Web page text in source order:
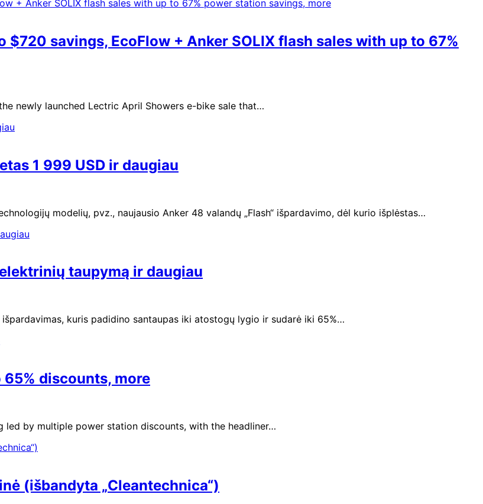
savings, EcoFlow + Anker SOLIX flash sales with up to 67%
newly launched Lectric April Showers e-bike sale that…
1 999 USD ir daugiau
modelių, pvz., naujausio Anker 48 valandų „Flash“ išpardavimo, dėl kurio išplėstas…
taupymą ir daugiau
kuris padidino santaupas iki atostogų lygio ir sudarė iki 65%…
65% discounts, more
led by multiple power station discounts, with the headliner…
(išbandyta „Cleantechnica“)